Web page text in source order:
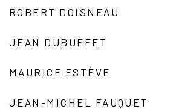
ROBERT DOISNEAU
JEAN DUBUFFET
MAURICE ESTÈVE
JEAN-MICHEL FAUQUET